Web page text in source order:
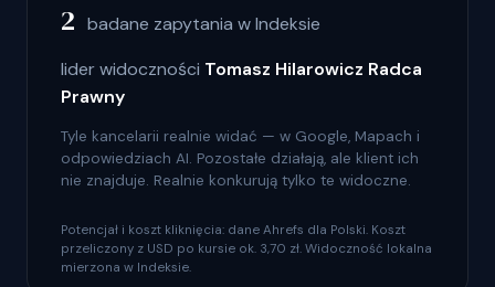
2 badane zapytania w Indeksie
lider widoczności Tomasz Hilarowicz ️Radca
Prawny
Tyle kancelarii realnie widać — w Google, Mapach i
odpowiedziach AI. Pozostałe działają, ale klient ich
nie znajduje. Realnie konkurują tylko te widoczne.
Potencjał i koszt kliknięcia: dane Ahrefs dla Polski. Koszt
przeliczony z USD po kursie ok. 3,70 zł. Widoczność lokalna
mierzona w Indeksie.